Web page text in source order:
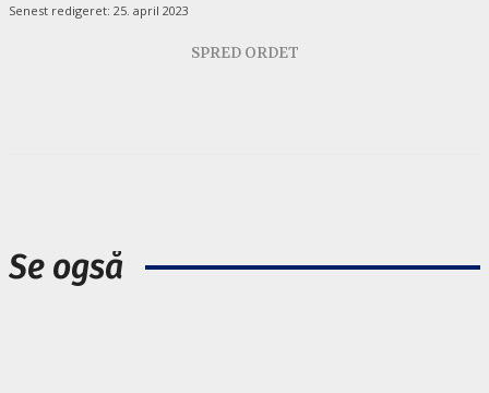
Senest redigeret: 25. april 2023
SPRED ORDET
Se også